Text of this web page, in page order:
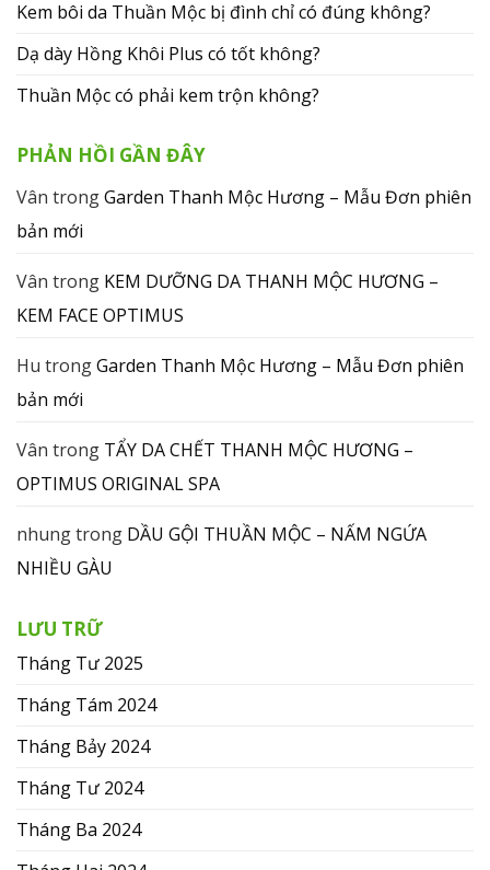
Kem bôi da Thuần Mộc bị đình chỉ có đúng không?
Dạ dày Hồng Khôi Plus có tốt không?
Thuần Mộc có phải kem trộn không?
PHẢN HỒI GẦN ĐÂY
Vân trongGarden Thanh Mộc Hương – Mẫu Đơn phiên
bản mới
Vân trong KEM DƯỠNG DA THANH MỘC HƯƠNG –
KEM FACE OPTIMUS
Hu trongGarden Thanh Mộc Hương – Mẫu Đơn phiên
bản mới
Vân trong TẨY DA CHẾT THANH MỘC HƯƠNG –
OPTIMUS ORIGINAL SPA
nhungtrong DẦU GỘI THUẦN MỘC – NẤM NGỨA
NHIỀU GÀU
LƯU TRỮ
Tháng Tư 2025
Tháng Tám 2024
Tháng Bảy 2024
Tháng Tư 2024
Tháng Ba 2024